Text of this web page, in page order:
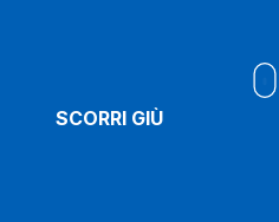
SCORRI GIÙ